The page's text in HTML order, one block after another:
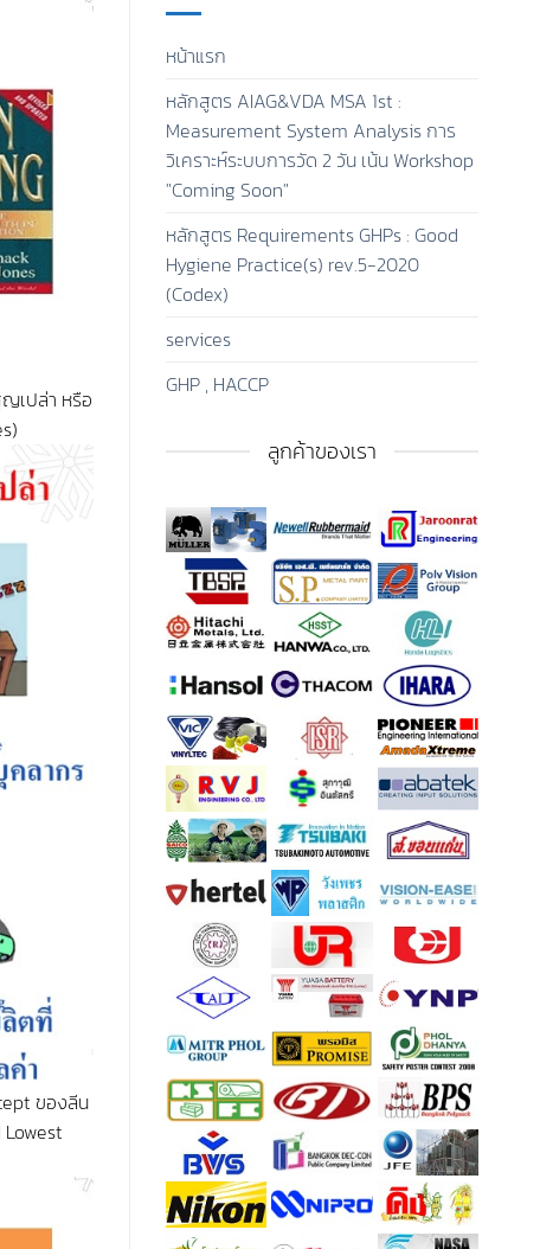
เปล่า หรือ
ของลีน
หน้าแรก
หลักสูตร AIAG&VDA MSA 1st :
Measurement System Analysis การ
วิเคราะห์ระบบการวัด 2 วัน เน้น Workshop
"Coming Soon"
หลักสูตร Requirements GHPs : Good
Hygiene Practice(s) rev.5-2020
(Codex)
services
GHP , HACCP
ลูกค้าของเรา